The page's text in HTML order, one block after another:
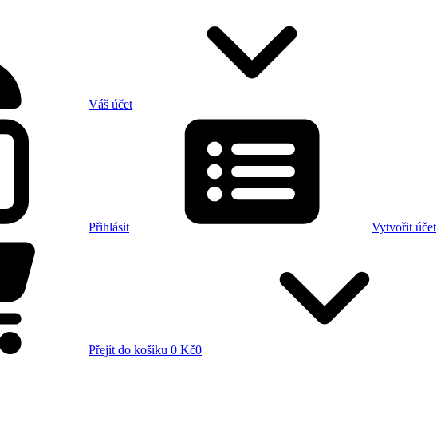
Váš účet
Přihlásit Vytvořit účet
Přejít do košíku 0 Kč0